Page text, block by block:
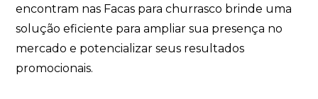
encontram nas Facas para churrasco brinde uma
solução eficiente para ampliar sua presença no
mercado e potencializar seus resultados
promocionais.